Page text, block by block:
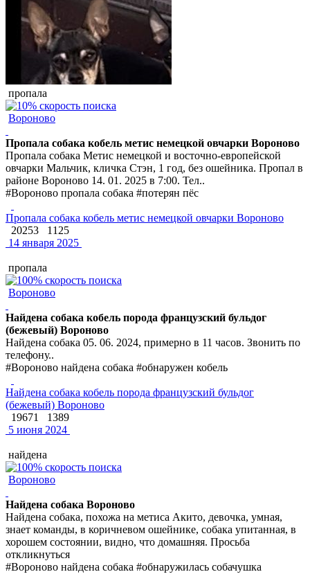
пропала
Вороново
Пропала собака кобель метис немецкой овчарки Вороново
Пропала собака Метис немецкой и восточно-европейской
овчарки Мальчик, кличка Стэн, 1 год, без ошейника. Пропал в
районе Вороново 14. 01. 2025 в 7:00. Тел..
#Вороново пропала собака #потерян пёс
Пропала собака кобель метис немецкой овчарки Вороново
20253
1125
14 января 2025
пропала
Вороново
Найдена собака кобель порода французский бульдог
(бежевый) Вороново
Найдена собака 05. 06. 2024, примерно в 11 часов. Звонить по
телефону..
#Вороново найдена собака #обнаружен кобель
Найдена собака кобель порода французский бульдог
(бежевый) Вороново
19671
1389
5 июня 2024
найдена
Вороново
Найдена собака Вороново
Найдена собака, похожа на метиса Акито, девочка, умная,
знает команды, в коричневом ошейнике, собака упитанная, в
хорошем состоянии, видно, что домашняя. Просьба
откликнуться
#Вороново найдена собака #обнаружилась собачушка